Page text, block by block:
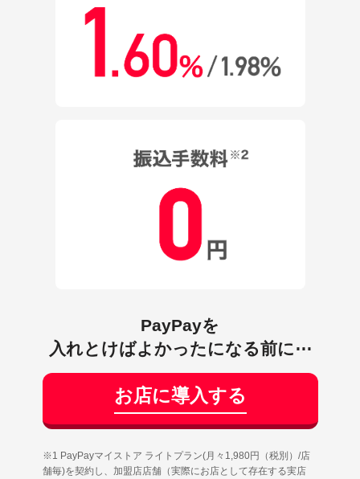
PayPayを
入れとけばよかったになる前に⋯
お店に導入する
※1 PayPayマイストア ライトプラン(月々1,980円（税別）/店
舗毎)を契約し、加盟店店舗（実際にお店として存在する実店